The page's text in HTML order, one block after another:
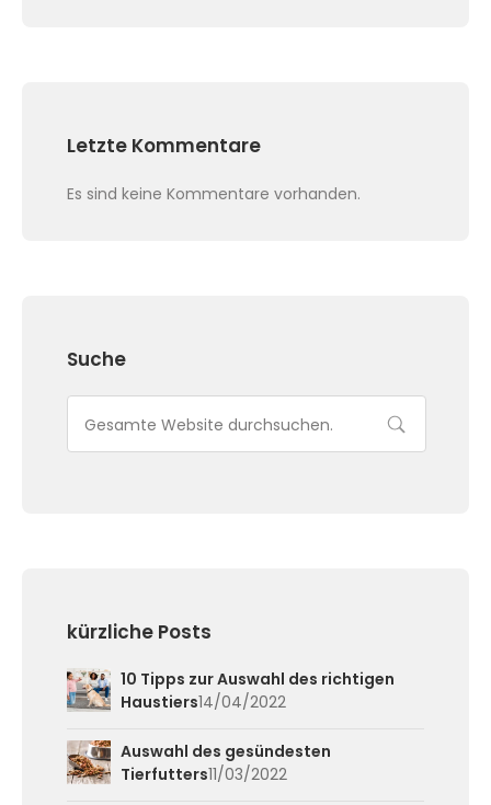
Letzte Kommentare
Es sind keine Kommentare vorhanden.
Suche
kürzliche Posts
10 Tipps zur Auswahl des richtigen
Haustiers14/04/2022
Auswahl des gesündesten
Tierfutters11/03/2022